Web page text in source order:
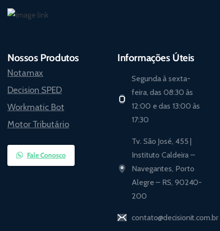
Nossos Produtos
Notamax
Decision SPED
Workmatic Bot
Motor Tributário
Fale Conosco
Informações Úteis
Segunda à sexta-
feira, das 08:30 às
12:00 e das 13:00 às
17:30
Tv. São José, 455 |
Instituto Caldeira –
Navegantes, Porto
Alegre – RS, 90240-
200
contato@decisionit.com.br